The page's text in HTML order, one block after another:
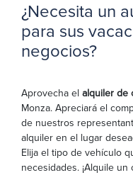
¿Necesita un
para sus
negocios?
Aprovecha el alquiler de
Monza. Apreciará el
de nuestros
alquiler en el lugar
Elija el tipo de vehículo
necesidades. ¡Alquile